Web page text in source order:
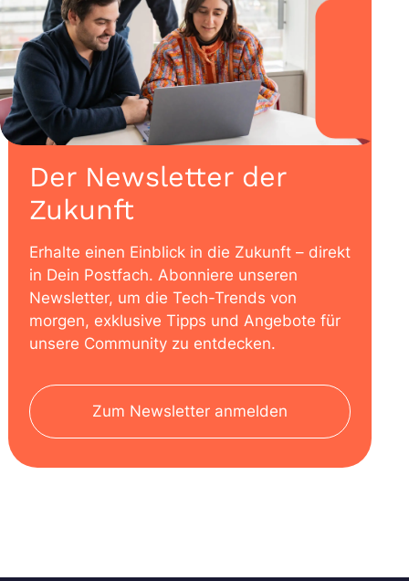
Der Newsletter der
Zukunft
Erhalte einen Einblick in die Zukunft – direkt
in Dein Postfach. Abonniere unseren
Newsletter, um die Tech-Trends von
morgen, exklusive Tipps und Angebote für
unsere Community zu entdecken.
Zum Newsletter anmelden